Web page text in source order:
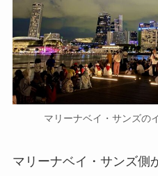
マリーナベイ・サンズの
マリーナベイ・サンズ側